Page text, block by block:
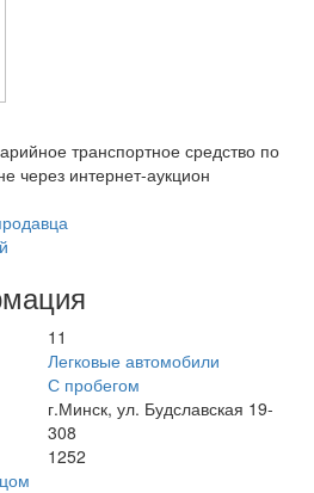
транспортное средство по
через интернет-аукцион
11
Легковые автомобили
С пробегом
г.Минск, ул. Будславская 19-
308
1252